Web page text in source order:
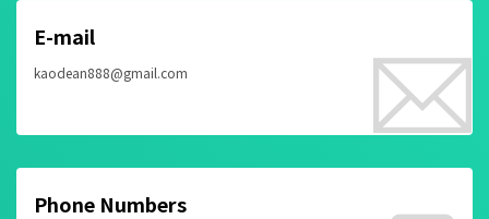
E-mail
kaodean888@gmail.com
Phone Numbers